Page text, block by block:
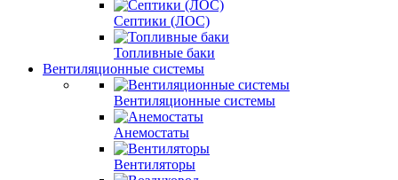
Септики (ЛОС)
Топливные баки
Вентиляционные системы
Вентиляционные системы
Анемостаты
Вентиляторы